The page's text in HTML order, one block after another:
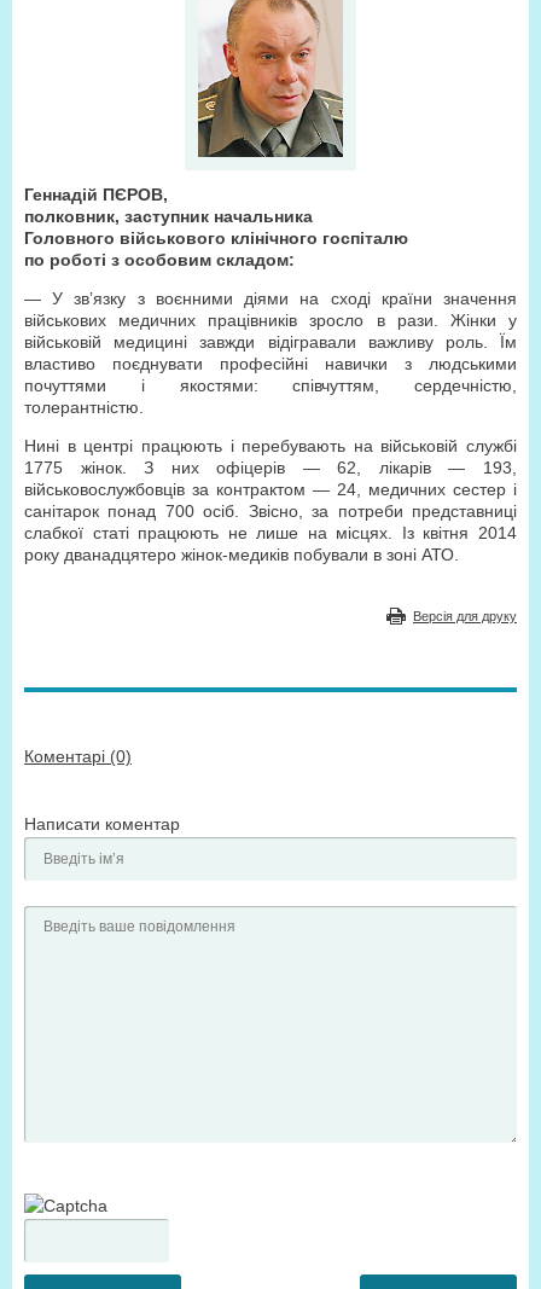
Геннадій ПЄРОВ,
полковник, заступник начальника
Головного військового клінічного госпіталю
по роботі з особовим складом:
— У зв’язку з воєнними діями на сході країни значення
військових медичних працівників зросло в рази. Жінки у
військовій медицині завжди відігравали важливу роль. Їм
властиво поєднувати професійні навички з людськими
почуттями і якостями: співчуттям, сердечністю,
толерантністю.
Нині в центрі працюють і перебувають на військовій службі
1775 жінок. З них офіцерів — 62, лікарів — 193,
військовослужбовців за контрактом — 24, медичних сестер і
санітарок понад 700 осіб. Звісно, за потреби представниці
слабкої статі працюють не лише на місцях. Із квітня 2014
року дванадцятеро жінок-медиків побували в зоні АТО.
Версія для друку
Коментарі (0)
Написати коментар